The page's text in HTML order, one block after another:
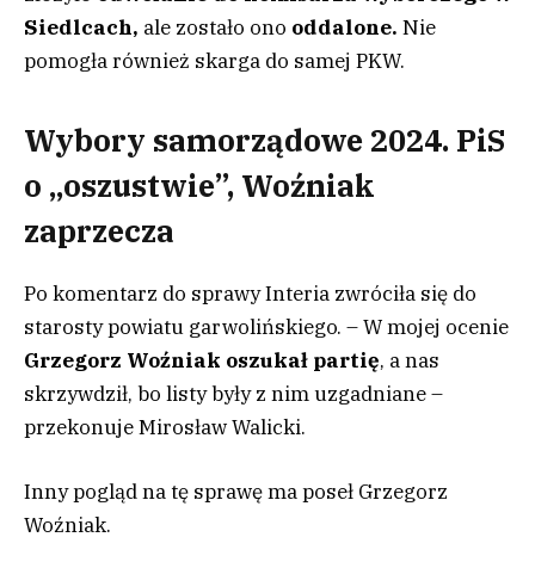
Siedlcach, ale zostało ono oddalone. Nie
pomogła również skarga do samej PKW.
Wybory samorządowe 2024. PiS
o „oszustwie”, Woźniak
zaprzecza
Po komentarz do sprawy Interia zwróciła się do
starosty powiatu garwolińskiego. – W mojej ocenie
Grzegorz Woźniak oszukał partię, a nas
skrzywdził, bo listy były z nim uzgadniane –
przekonuje Mirosław Walicki.
Inny pogląd na tę sprawę ma poseł Grzegorz
Woźniak.